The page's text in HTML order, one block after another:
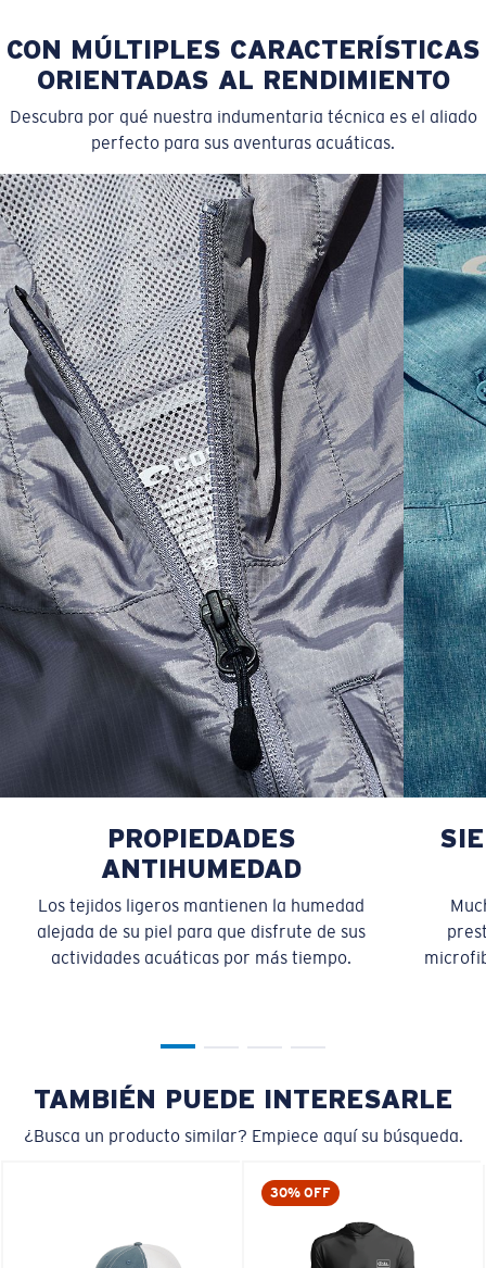
SIZES 1. CHEST 2. BODY LENGTH 3. SLEEVE LENGTH
S 19" 27” 7 ¾”
M 21" 28" 8 ¼”
L 23” 29” 8 ¾”
XL 25” 30” 9 ¼”
XXL 27” 31” 9 ¾”
CON MÚLTIPLES CARACTERÍSTICAS
ORIENTADAS AL RENDIMIENTO
Descubra por qué nuestra indumentaria técnica es el aliado
perfecto para sus aventuras acuáticas.
PROPIEDADES
ANTIHUMEDAD
Los tejidos ligeros mantienen la humedad
alejada de su piel para que disfrute de sus
actividades acuáticas por más tiempo.
TAMBIÉN PUEDE INTERESARLE
¿Busca un producto similar? Empiece aquí su búsqueda.
30% OFF